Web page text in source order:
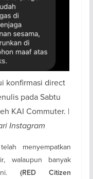
konfirmasi direct
pada Sabtu
KAI Commuter. |
Instagram
menyempatkan
walaupun banyak
ini.(RED Citizen